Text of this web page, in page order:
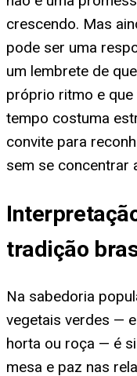
crescendo. Mas
pode ser uma
um lembrete de
próprio ritmo e
tempo costuma
convite para
sem se concentrar
tradição
Na sabedoria
vegetais verdes —
horta ou roça — é
mesa e paz nas